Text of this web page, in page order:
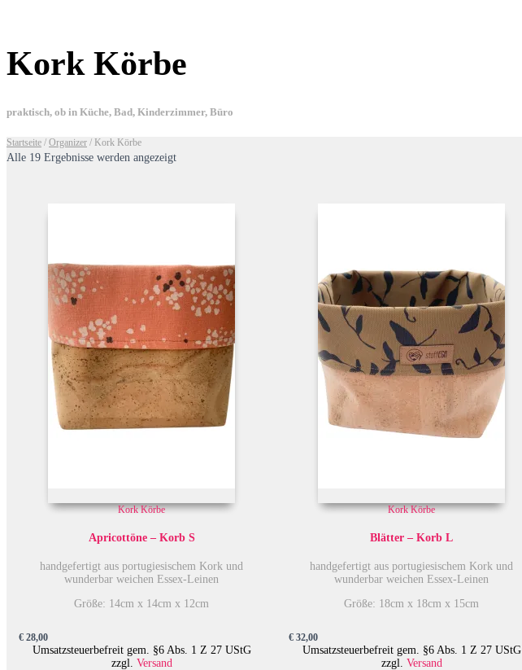
Kork Körbe
praktisch, ob in Küche, Bad, Kinderzimmer, Büro
Startseite / Organizer / Kork Körbe
Alle 19 Ergebnisse werden angezeigt
Kork Körbe
Apricottöne – Korb S
handgefertigt aus portugiesischem Kork und
wunderbar weichen Essex-Leinen
Größe: 14cm x 14cm x 12cm
€ 28,00
Umsatzsteuerbefreit gem. §6 Abs. 1 Z 27 UStG
zzgl. Versand
Kork Körbe
Blätter – Korb L
handgefertigt aus portugiesischem Kork und
wunderbar weichen Essex-Leinen
Größe: 18cm x 18cm x 15cm
€ 32,00
Umsatzsteuerbefreit gem. §6 Abs. 1 Z 27 UStG
zzgl. Versand